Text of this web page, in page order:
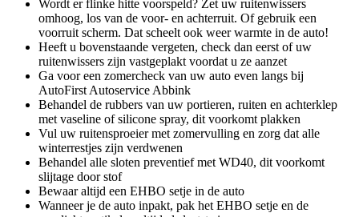
Wordt er flinke hitte voorspeld? Zet uw ruitenwissers
omhoog, los van de voor- en achterruit. Of gebruik een
voorruit scherm. Dat scheelt ook weer warmte in de auto!
Heeft u bovenstaande vergeten, check dan eerst of uw
ruitenwissers zijn vastgeplakt voordat u ze aanzet
Ga voor een zomercheck van uw auto even langs bij
AutoFirst Autoservice Abbink
Behandel de rubbers van uw portieren, ruiten en achterklep
met vaseline of silicone spray, dit voorkomt plakken
Vul uw ruitensproeier met zomervulling en zorg dat alle
winterrestjes zijn verdwenen
Behandel alle sloten preventief met WD40, dit voorkomt
slijtage door stof
Bewaar altijd een EHBO setje in de auto
Wanneer je de auto inpakt, pak het EHBO setje en de